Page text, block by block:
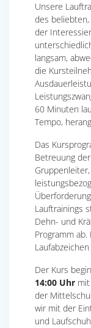
Unsere
des
der
langsam,
die
60 Minuten
Tempo,
Das
Betreuung
Lauftrainings
Dehn- und
Programm
Der Kurs
14:00 Uhr
der
wir mit der
und